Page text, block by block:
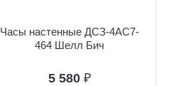
Часы настенные ДСЗ-4АС7-
464 Шелл Бич
5 580 ₽